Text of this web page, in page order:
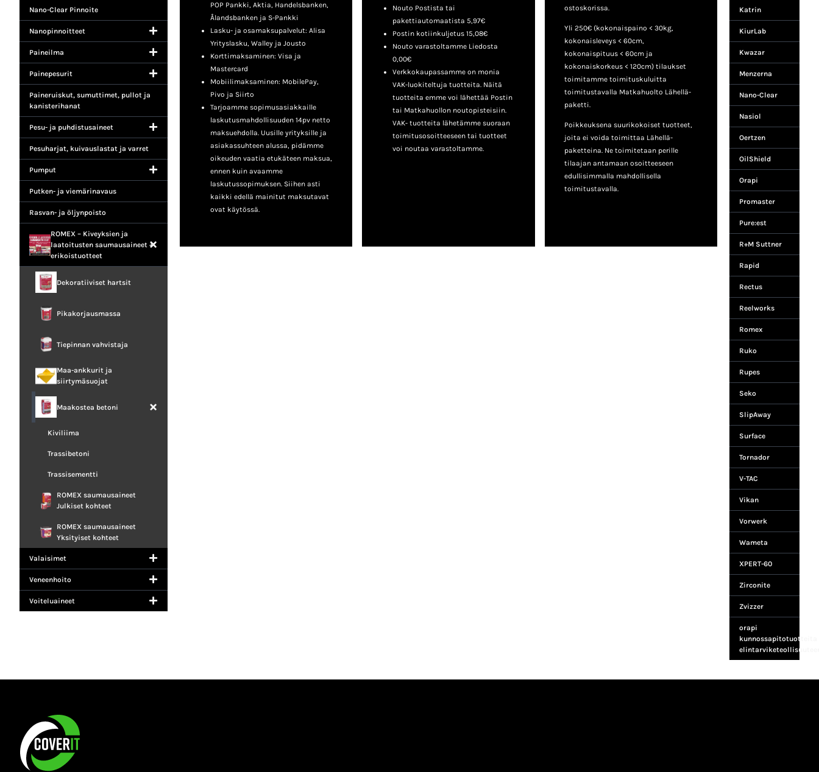
Nano-Clear Pinnoite
Nanopinnoitteet
Paineilma
Painepesurit
Paineruiskut, sumuttimet, pullot ja
kanisterihanat
Pesu- ja puhdistusaineet
Pesuharjat, kuivauslastat ja varret
Pumput
Putken- ja viemärinavaus
Rasvan- ja öljynpoisto
ROMEX – Kiveyksien ja
laatoitusten saumausaineet +
erikoistuotteet
Dekoratiiviset hartsit
Pikakorjausmassa
Tiepinnan vahvistaja
Maa-ankkurit ja
siirtymäsuojat
Maakostea betoni
Kiviliima
Trassibetoni
Trassisementti
ROMEX saumausaineet
Julkiset kohteet
ROMEX saumausaineet
Yksityiset kohteet
Valaisimet
Veneenhoito
Voiteluaineet
POP Pankki, Aktia, Handelsbanken,
Ålandsbanken ja S-Pankki
Lasku- ja osamaksupalvelut: Alisa
Yrityslasku, Walley ja Jousto
Korttimaksaminen: Visa ja
Mastercard
Mobiilimaksaminen: MobilePay,
Pivo ja Siirto
Tarjoamme sopimusasiakkaille
laskutusmahdollisuuden 14pv netto
maksuehdolla. Uusille yrityksille ja
asiakassuhteen alussa, pidämme
oikeuden vaatia etukäteen maksua,
ennen kuin avaamme
laskutussopimuksen. Siihen asti
kaikki edellä mainitut maksutavat
ovat käytössä.
Nouto Postista tai
pakettiautomaatista 5,97€
Postin kotiinkuljetus 15,08€
Nouto varastoltamme Liedosta
0,00€
Verkkokaupassamme on monia
VAK-luokiteltuja tuotteita. Näitä
tuotteita emme voi lähettää Postin
tai Matkahuollon noutopisteisiin.
VAK- tuotteita lähetämme suoraan
toimitusosoitteeseen tai tuotteet
voi noutaa varastoltamme.
ostoskorissa.
Yli 250€ (kokonaispaino < 30kg,
kokonaisleveys < 60cm,
kokonaispituus < 60cm ja
kokonaiskorkeus < 120cm) tilaukset
toimitamme toimituskuluitta
toimitustavalla Matkahuolto Lähellä-
paketti.
Poikkeuksena suurikokoiset tuotteet,
joita ei voida toimittaa Lähellä-
paketteina. Ne toimitetaan perille
tilaajan antamaan osoitteeseen
edullisimmalla mahdollisella
toimitustavalla.
Katrin
KiurLab
Kwazar
Menzerna
Nano-Clear
Nasiol
Oertzen
OilShield
Orapi
Promaster
Pure:est
R+M Suttner
Rapid
Rectus
Reelworks
Romex
Ruko
Rupes
Seko
SlipAway
Surface
Tornador
V-TAC
Vikan
Vorwerk
Wameta
XPERT-60
Zirconite
Zvizzer
orapi
kunnossapitotuotteita